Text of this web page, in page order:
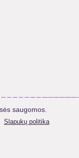
saugomos.
Slapukų politika